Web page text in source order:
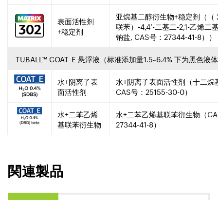
表面活性剂
+ 稳定剂
亚烷基二醇衍生物+稳定剂（（
联苯）-4,4’-二基二-2,1-乙烯二
钠盐, CAS号：27344-41-8））
TUBALL™ COAT_E 悬浮液（标准添加量1.5~6.4% 下为黑色液
水+阴离子表
面活性剂
水+阴离子表面活性剂（十二烷
CAS号：25155-30-0）
水+二苯乙烯
基联苯衍生物
水+二苯乙烯基联苯衍生物（
27344-41-8）
関連製品